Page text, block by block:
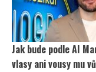
Jak bude podle AI
vlasy ani vousy mu